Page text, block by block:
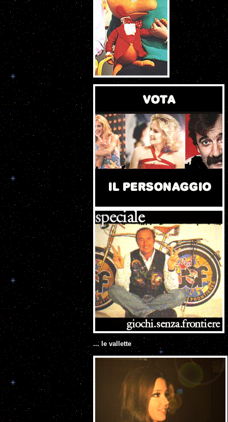
... le vallette